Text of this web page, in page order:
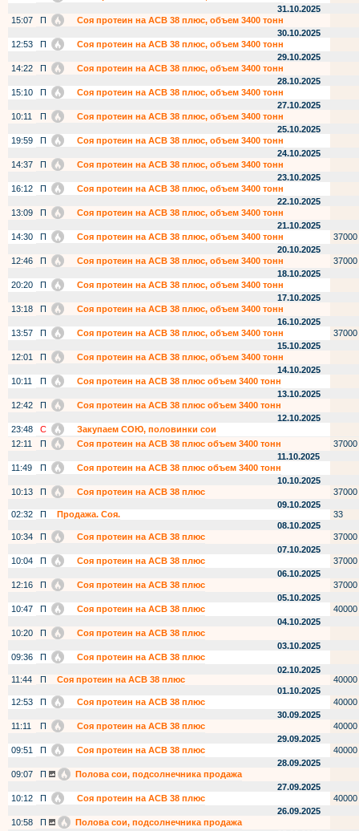
31.10.2025
15:07
П
Соя протеин на АСВ 38 плюс, объем 3400 тонн
30.10.2025
12:53
П
Соя протеин на АСВ 38 плюс, объем 3400 тонн
29.10.2025
14:22
П
Соя протеин на АСВ 38 плюс, объем 3400 тонн
28.10.2025
15:10
П
Соя протеин на АСВ 38 плюс, объем 3400 тонн
27.10.2025
10:11
П
Соя протеин на АСВ 38 плюс, объем 3400 тонн
25.10.2025
19:59
П
Соя протеин на АСВ 38 плюс, объем 3400 тонн
24.10.2025
14:37
П
Соя протеин на АСВ 38 плюс, объем 3400 тонн
23.10.2025
16:12
П
Соя протеин на АСВ 38 плюс, объем 3400 тонн
22.10.2025
13:09
П
Соя протеин на АСВ 38 плюс, объем 3400 тонн
21.10.2025
14:30
П Соя протеин на АСВ 38 плюс, объем 3400 тонн
37000
20.10.2025
12:46
П Соя протеин на АСВ 38 плюс, объем 3400 тонн
37000
18.10.2025
20:20
П
Соя протеин на АСВ 38 плюс, объем 3400 тонн
17.10.2025
13:18
П
Соя протеин на АСВ 38 плюс, объем 3400 тонн
16.10.2025
13:57
П Соя протеин на АСВ 38 плюс, объем 3400 тонн
37000
15.10.2025
12:01
П
Соя протеин на АСВ 38 плюс, объем 3400 тонн
14.10.2025
10:11
П
Соя протеин на АСВ 38 плюс объем 3400 тонн
13.10.2025
12:42
П
Соя протеин на АСВ 38 плюс объем 3400 тонн
12.10.2025
23:48
С
Закупаем СОЮ, половинки сои
12:11
П Соя протеин на АСВ 38 плюс объем 3400 тонн
37000
11.10.2025
11:49
П
Соя протеин на АСВ 38 плюс объем 3400 тонн
10.10.2025
10:13
П Соя протеин на АСВ 38 плюс
37000
09.10.2025
02:32
П Продажа. Соя.
33
08.10.2025
10:34
П Соя протеин на АСВ 38 плюс
37000
07.10.2025
10:04
П Соя протеин на АСВ 38 плюс
37000
06.10.2025
12:16
П Соя протеин на АСВ 38 плюс
37000
05.10.2025
10:47
П Соя протеин на АСВ 38 плюс
40000
04.10.2025
10:20
П
Соя протеин на АСВ 38 плюс
03.10.2025
09:36
П
Соя протеин на АСВ 38 плюс
02.10.2025
11:44
П Соя протеин на АСВ 38 плюс
40000
01.10.2025
12:53
П Соя протеин на АСВ 38 плюс
40000
30.09.2025
11:11
П Соя протеин на АСВ 38 плюс
40000
29.09.2025
09:51
П Соя протеин на АСВ 38 плюс
40000
28.09.2025
09:07
П
Полова сои, подсолнечника продажа
27.09.2025
10:12
П Соя протеин на АСВ 38 плюс
40000
26.09.2025
10:58
П
Полова сои, подсолнечника продажа